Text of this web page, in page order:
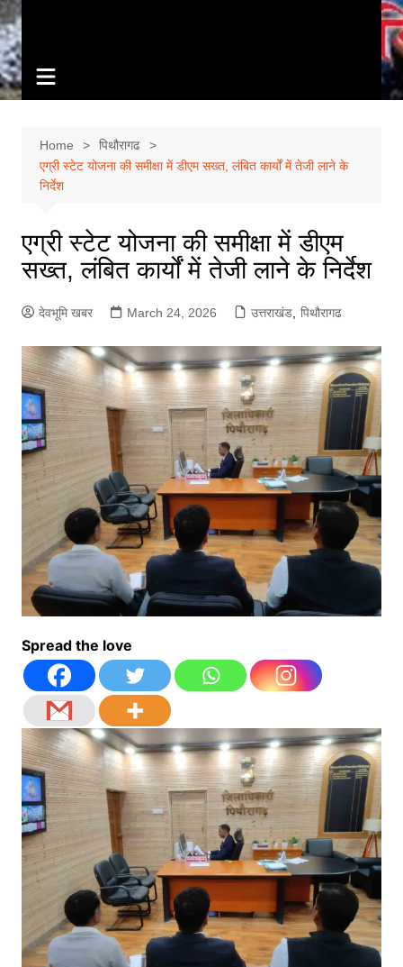
Home
पिथौरागढ
एग्री स्टेट योजना की समीक्षा में डीएम सख्त, लंबित कार्यों में तेजी लाने के
निर्देश
एग्री स्टेट योजना की समीक्षा में डीएम
सख्त, लंबित कार्यों में तेजी लाने के निर्देश
देवभूमि खबर March 24, 2026 उत्तराखंड, पिथौरागढ
Spread the love